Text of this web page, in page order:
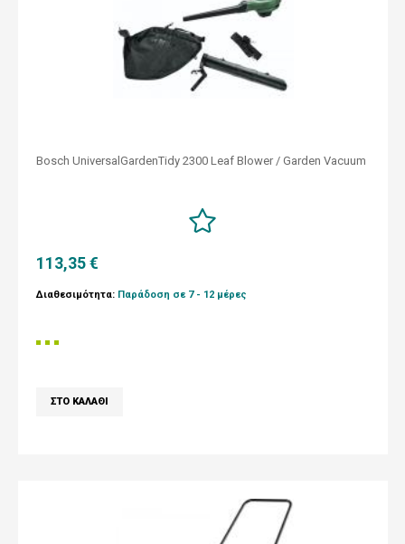
Bosch UniversalGardenTidy 2300 Leaf Blower / Garden Vacuum
113,35 €
Διαθεσιμότητα: Παράδοση σε 7 - 12 μέρες